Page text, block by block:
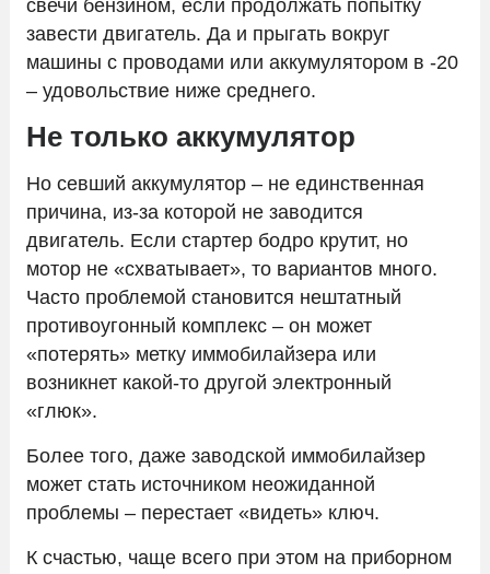
свечи бензином, если продолжать попытку
завести двигатель. Да и прыгать вокруг
машины с проводами или аккумулятором в -20
– удовольствие ниже среднего.
Не только аккумулятор
Но севший аккумулятор – не единственная
причина, из-за которой не заводится
двигатель. Если стартер бодро крутит, но
мотор не «схватывает», то вариантов много.
Часто проблемой становится нештатный
противоугонный комплекс – он может
«потерять» метку иммобилайзера или
возникнет какой-то другой электронный
«глюк».
Более того, даже заводской иммобилайзер
может стать источником неожиданной
проблемы – перестает «видеть» ключ.
К счастью, чаще всего при этом на приборном